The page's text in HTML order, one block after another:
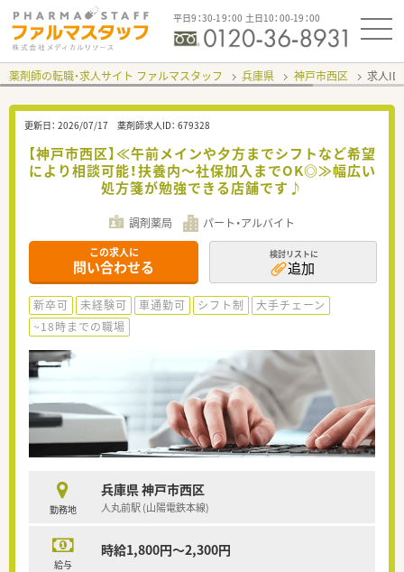
平日9：30-19：00 土日10：00-19：00
薬剤師の転職・求人サイト ファルマスタッフ 兵庫県 神戸市西区 求人ID
更新日： 2026/07/17 薬剤師求人ID： 679328
【神戸市西区】≪午前メインや夕方までシフトなど希望
により相談可能！扶養内～社保加入までOK◎≫幅広い
処方箋が勉強できる店舗です♪
調剤薬局 パート・アルバイト
この求人に
問い合わせる
検討リストに
追加
新卒可 未経験可 車通勤可 シフト制
大手チェーン
~18時までの職場
勤務地
兵庫県 神戸市西区
人丸前駅 (山陽電鉄本線)
給与
時給1,800円～2,300円